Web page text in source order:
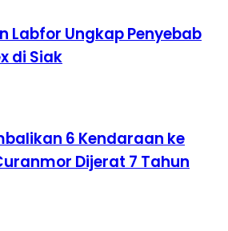
Labfor Ungkap Penyebab
di Siak
6 Kendaraan ke
Dijerat 7 Tahun